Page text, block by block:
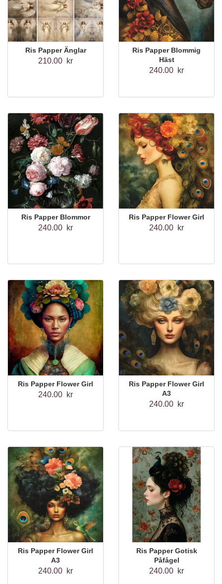
Ris Papper Änglar
210.00 kr
Ris Papper Blommig
Häst
240.00 kr
Ris Papper Blommor
240.00 kr
Ris Papper Flower Girl
240.00 kr
Ris Papper Flower Girl
240.00 kr
Ris Papper Flower Girl
A3
240.00 kr
Ris Papper Flower Girl
A3
240.00 kr
Ris Papper Gotisk
Påfågel
240.00 kr